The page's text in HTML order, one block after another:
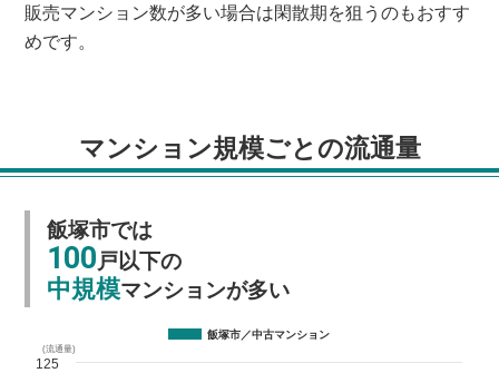
販売マンション数が多い場合は閑散期を狙うのもおすす
めです。
マンション規模ごとの流通量
飯塚市では
100戸以下の
中規模マンションが多い
(流通量)
飯塚市／中古マンション
125